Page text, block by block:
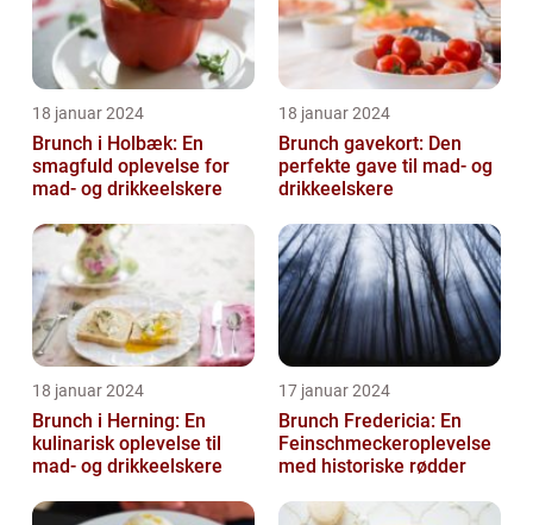
18 januar 2024
Brunch i Holbæk: En
smagfuld oplevelse for
mad- og drikkeelskere
18 januar 2024
Brunch gavekort: Den
perfekte gave til mad- og
drikkeelskere
18 januar 2024
Brunch i Herning: En
kulinarisk oplevelse til
mad- og drikkeelskere
17 januar 2024
Brunch Fredericia: En
Feinschmeckeroplevelse
med historiske rødder